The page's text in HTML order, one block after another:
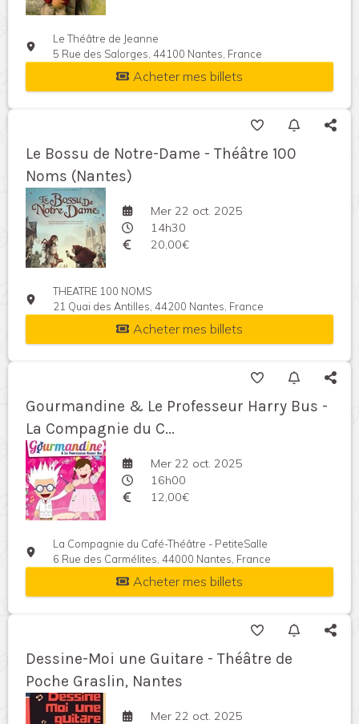
Le Théâtre de Jeanne
5 Rue des Salorges, 44100 Nantes, France
Acheter mes billets
Le Bossu de Notre-Dame - Théâtre 100
Noms (Nantes)
Mer 22 oct. 2025
14h30
20,00€
THEATRE 100 NOMS
21 Quai des Antilles, 44200 Nantes, France
Acheter mes billets
Gourmandine & Le Professeur Harry Bus -
La Compagnie du C...
Mer 22 oct. 2025
16h00
12,00€
La Compagnie du Café-Théâtre - PetiteSalle
6 Rue des Carmélites, 44000 Nantes, France
Acheter mes billets
Dessine-Moi une Guitare - Théâtre de
Poche Graslin, Nantes
Mer 22 oct. 2025